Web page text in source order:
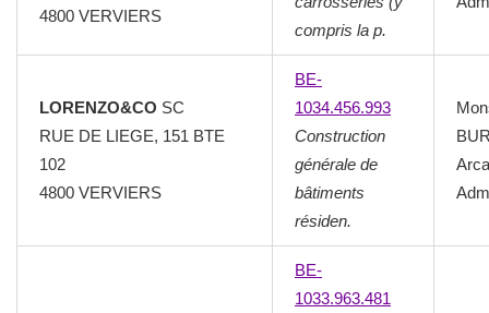
4800 VERVIERS
compris la p.
LORENZO&CO SC
RUE DE LIEGE, 151 BTE
102
4800 VERVIERS
BE-
1034.456.993
Construction
générale de
bâtiments
résiden.
BE-
1033.963.481